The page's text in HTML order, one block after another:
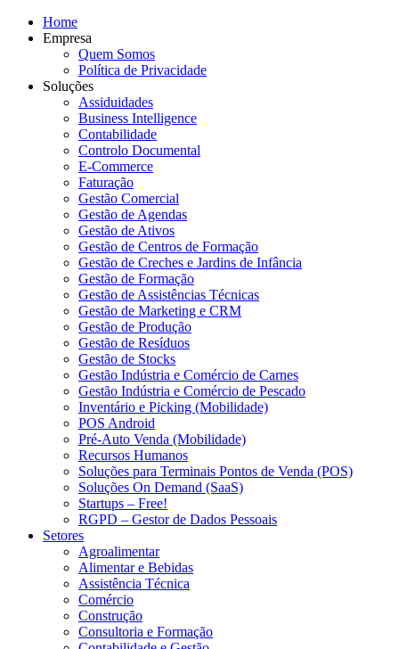
Home
Empresa
Quem Somos
Política de Privacidade
Soluções
Assiduidades
Business Intelligence
Contabilidade
Controlo Documental
E-Commerce
Faturação
Gestão Comercial
Gestão de Agendas
Gestão de Ativos
Gestão de Centros de Formação
Gestão de Creches e Jardins de Infância
Gestão de Formação
Gestão de Assistências Técnicas
Gestão de Marketing e CRM
Gestão de Produção
Gestão de Resíduos
Gestão de Stocks
Gestão Indústria e Comércio de Carnes
Gestão Indústria e Comércio de Pescado
Inventário e Picking (Mobilidade)
POS Android
Pré-Auto Venda (Mobilidade)
Recursos Humanos
Soluções para Terminais Pontos de Venda (POS)
Soluções On Demand (SaaS)
Startups – Free!
RGPD – Gestor de Dados Pessoais
Setores
Agroalimentar
Alimentar e Bebidas
Assistência Técnica
Comércio
Construção
Consultoria e Formação